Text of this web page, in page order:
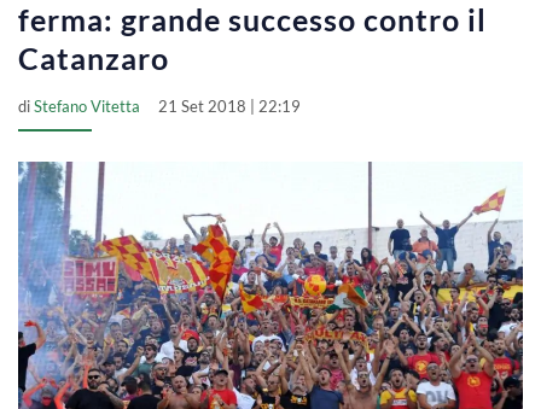
ferma: grande successo contro il
Catanzaro
diStefano Vitetta 21 Set 2018 | 22:19